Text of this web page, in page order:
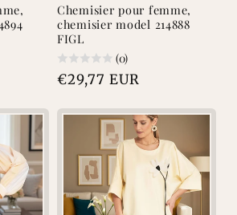
Chemisier pour femme,
chemisier model 214888
FIGL
(0)
Prix
€29,77 EUR